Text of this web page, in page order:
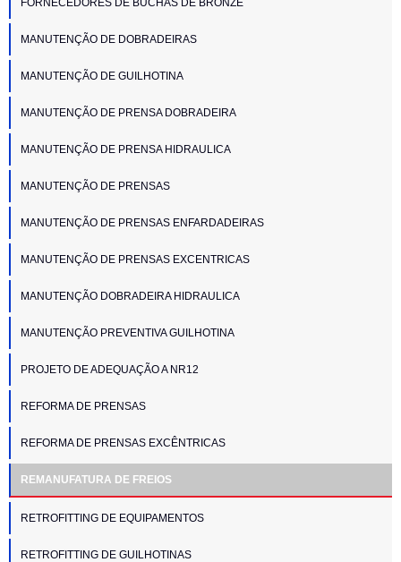
MANUTENÇÃO DE DOBRADEIRAS
MANUTENÇÃO DE GUILHOTINA
MANUTENÇÃO DE PRENSA DOBRADEIRA
MANUTENÇÃO DE PRENSA HIDRAULICA
MANUTENÇÃO DE PRENSAS
MANUTENÇÃO DE PRENSAS ENFARDADEIRAS
MANUTENÇÃO DE PRENSAS EXCENTRICAS
MANUTENÇÃO DOBRADEIRA HIDRAULICA
MANUTENÇÃO PREVENTIVA GUILHOTINA
PROJETO DE ADEQUAÇÃO A NR12
REFORMA DE PRENSAS
REFORMA DE PRENSAS EXCÊNTRICAS
REMANUFATURA DE FREIOS
RETROFITTING DE EQUIPAMENTOS
RETROFITTING DE GUILHOTINAS